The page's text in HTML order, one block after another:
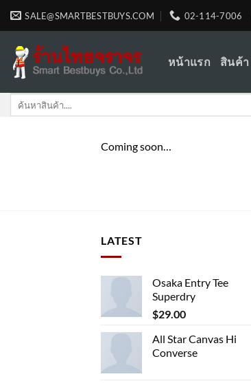
Skip
SALE@SMARTBESTBUYS.COM 02-114-7006
หน้าแรก สินค้า
Search
Coming soon…
LATEST
Osaka Entry Tee
Superdry
$29.00
All Star Canvas Hi
Converse